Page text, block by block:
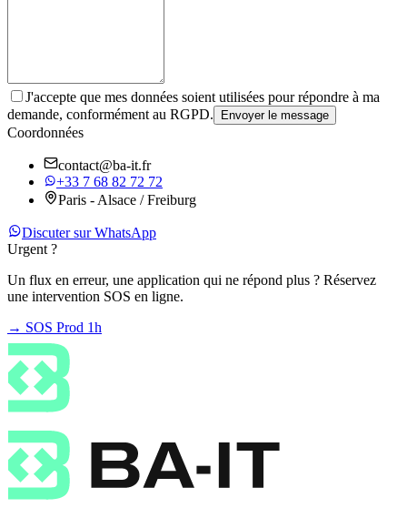
J'accepte que mes données soient utilisées pour répondre à ma
demande, conformément au RGPD.
Envoyer le message
Coordonnées
contact@ba-it.fr
+33 7 68 82 72 72
Paris - Alsace / Freiburg
Discuter sur WhatsApp
Urgent ?
Un flux en erreur, une application qui ne répond plus ? Réservez
une intervention SOS en ligne.
→ SOS Prod 1h